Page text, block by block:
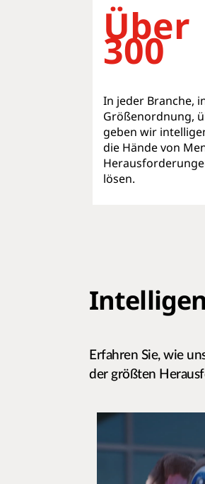
Über
300
In jeder Branche,
Größenordnung,
geben wir
die Hände von
lösen.
Erfahren Sie, wie
der größten